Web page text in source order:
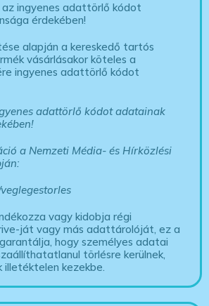
ingyenes adattörlő kódot
érdekében!
alapján a kereskedő tartós
vásárlásakor köteles a
ingyenes adattörlő kódot
adattörlő kódot adatainak
a Nemzeti Média- és Hírközlési
vagy kidobja régi
ját vagy más adattárolóját, ez a
hogy személyes adatai
törlésre kerülnek,
illetéktelen kezekbe.